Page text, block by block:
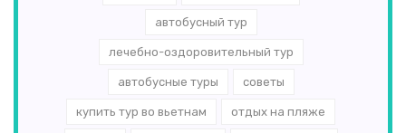
автобусный тур
лечебно-оздоровительный тур
автобусные туры советы
купить тур во вьетнам отдых на пляже